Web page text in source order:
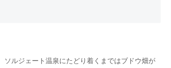
ルジェート温泉にたどり着くまではブドウ畑が